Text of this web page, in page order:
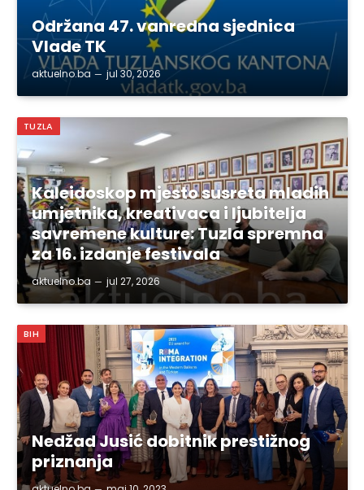
Održana 47. vanredna sjednica
Vlade TK
aktuelno.ba jul 30, 2026
TUZLA
Kaleidoskop mjesto susreta mladih
umjetnika, kreativaca i ljubitelja
savremene kulture: Tuzla spremna
za 16. izdanje festivala
aktuelno.ba jul 27, 2026
BIH
Nedžad Jusić dobitnik prestižnog
priznanja